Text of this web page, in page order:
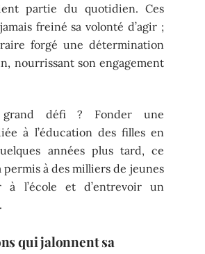
partie du quotidien. Ces
freiné sa volonté d’agir ;
forgé une détermination
nourrissant son engagement
défi ? Fonder une
à l’éducation des filles en
années plus tard, ce
à des milliers de jeunes
à l’école et d’entrevoir un
qui jalonnent sa